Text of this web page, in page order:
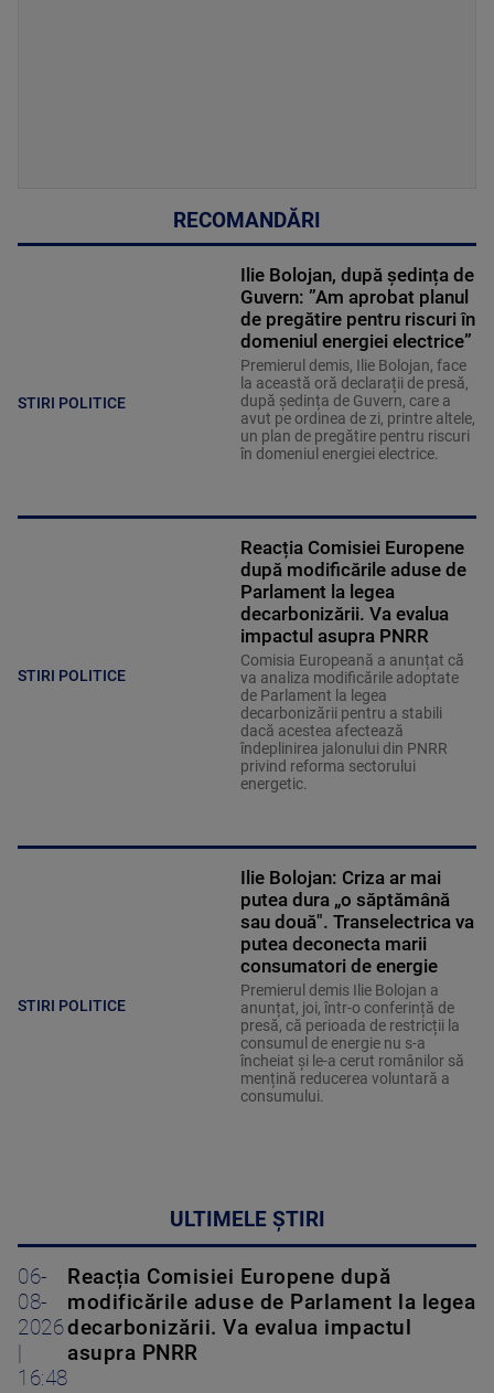
RECOMANDĂRI
STIRI POLITICE
Ilie Bolojan, după ședința de
Guvern: ”Am aprobat planul
de pregătire pentru riscuri în
domeniul energiei electrice”
Premierul demis, Ilie Bolojan, face
la această oră declarații de presă,
după ședința de Guvern, care a
avut pe ordinea de zi, printre altele,
un plan de pregătire pentru riscuri
în domeniul energiei electrice.
STIRI POLITICE
Reacția Comisiei Europene
după modificările aduse de
Parlament la legea
decarbonizării. Va evalua
impactul asupra PNRR
Comisia Europeană a anunțat că
va analiza modificările adoptate
de Parlament la legea
decarbonizării pentru a stabili
dacă acestea afectează
îndeplinirea jalonului din PNRR
privind reforma sectorului
energetic.
STIRI POLITICE
Ilie Bolojan: Criza ar mai
putea dura „o săptămână
sau două". Transelectrica va
putea deconecta marii
consumatori de energie
Premierul demis Ilie Bolojan a
anunțat, joi, într-o conferință de
presă, că perioada de restricții la
consumul de energie nu s-a
încheiat și le-a cerut românilor să
mențină reducerea voluntară a
consumului.
ULTIMELE ȘTIRI
06-
08-
2026
16:48
Reacția Comisiei Europene după
modificările aduse de Parlament la legea
decarbonizării. Va evalua impactul
asupra PNRR